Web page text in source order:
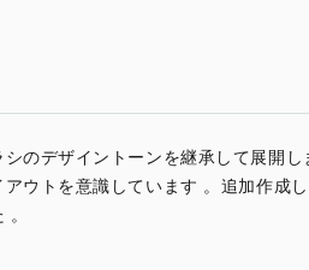
のデザイントーンを継承して展開
ウトを意識しています 。追加作成